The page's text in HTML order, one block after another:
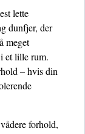
lette
dunfjer, der
meget
et lille rum.
– hvis din
forhold,